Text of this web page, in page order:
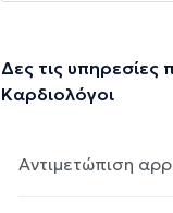
Δες τις
Καρδιολόγοι
Αντιμετώπιση